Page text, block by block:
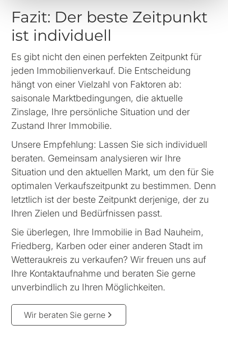
Fazit: Der beste Zeitpunkt
ist individuell
Es gibt nicht den einen perfekten Zeitpunkt für
jeden Immobilienverkauf. Die Entscheidung
hängt von einer Vielzahl von Faktoren ab:
saisonale Marktbedingungen, die aktuelle
Zinslage, Ihre persönliche Situation und der
Zustand Ihrer Immobilie.
Unsere Empfehlung: Lassen Sie sich individuell
beraten. Gemeinsam analysieren wir Ihre
Situation und den aktuellen Markt, um den für Sie
optimalen Verkaufszeitpunkt zu bestimmen. Denn
letztlich ist der beste Zeitpunkt derjenige, der zu
Ihren Zielen und Bedürfnissen passt.
Sie überlegen, Ihre Immobilie in Bad Nauheim,
Friedberg, Karben oder einer anderen Stadt im
Wetteraukreis zu verkaufen? Wir freuen uns auf
Ihre Kontaktaufnahme und beraten Sie gerne
unverbindlich zu Ihren Möglichkeiten.
Wir beraten Sie gerne